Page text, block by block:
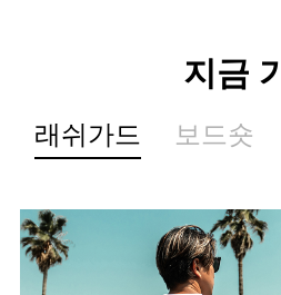
지금
래쉬가드 보드숏